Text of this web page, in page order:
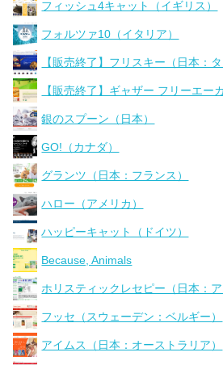
フィッシュ4キャット（イギリス）
フォルツァ10（イタリア）
【販売終了】フリスキー（日本：タ
【販売終了】ギャザー フリーエー
銀のスプーン（日本）
GO!（カナダ）
グランツ（日本：フランス）
ハロー（アメリカ）
ハッピーキャット（ドイツ）
Because, Animals
ホリスティックレセピー（日本：ア
フッセ（スウェーデン：ベルギー）
アイムス（日本：オーストラリア）